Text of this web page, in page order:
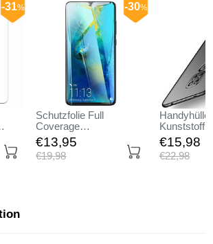
-31%
Schutzfolie Full
Coverage
Displayschutzfolie
Panzerfolie Skins zum
Aufkleben Gehärtetes
€13,95
€19,98
-30%
Handyhülle
Kunststoff
Tasche
Huawei
Schwarz
€15,98
€22,98